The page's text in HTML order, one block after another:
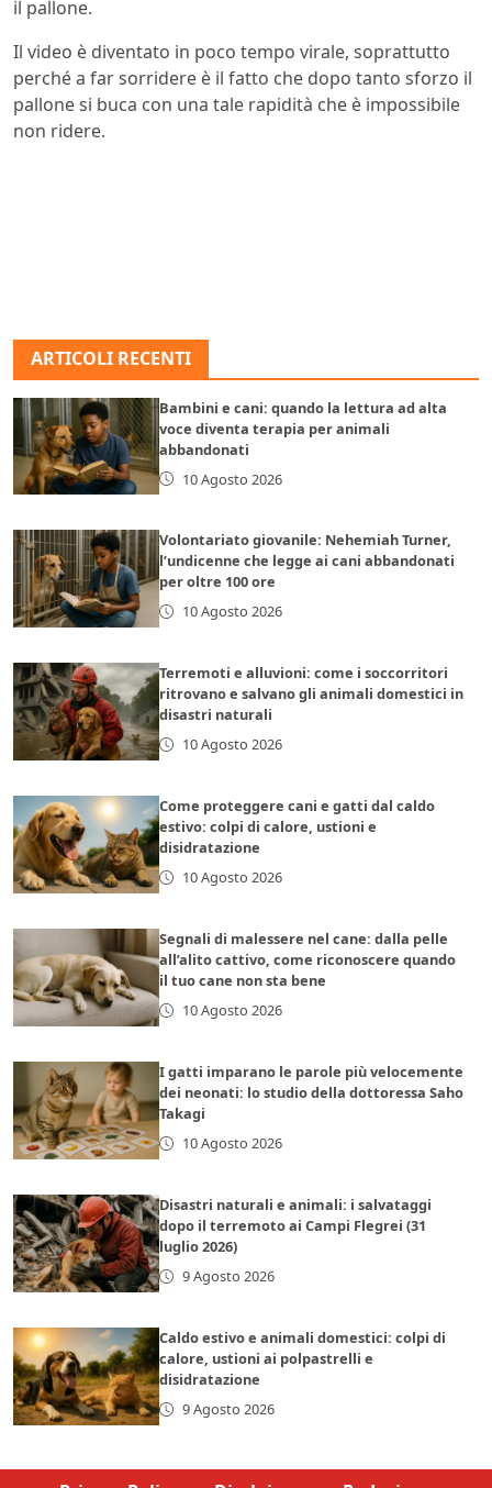
il pallone.
Il video è diventato in poco tempo virale, soprattutto
perché a far sorridere è il fatto che dopo tanto sforzo il
pallone si buca con una tale rapidità che è impossibile
non ridere.
ARTICOLI RECENTI
Bambini e cani: quando la lettura ad alta
voce diventa terapia per animali
abbandonati
10 Agosto 2026
Volontariato giovanile: Nehemiah Turner,
l’undicenne che legge ai cani abbandonati
per oltre 100 ore
10 Agosto 2026
Terremoti e alluvioni: come i soccorritori
ritrovano e salvano gli animali domestici in
disastri naturali
10 Agosto 2026
Come proteggere cani e gatti dal caldo
estivo: colpi di calore, ustioni e
disidratazione
10 Agosto 2026
Segnali di malessere nel cane: dalla pelle
all’alito cattivo, come riconoscere quando
il tuo cane non sta bene
10 Agosto 2026
I gatti imparano le parole più velocemente
dei neonati: lo studio della dottoressa Saho
Takagi
10 Agosto 2026
Disastri naturali e animali: i salvataggi
dopo il terremoto ai Campi Flegrei (31
luglio 2026)
9 Agosto 2026
Caldo estivo e animali domestici: colpi di
calore, ustioni ai polpastrelli e
disidratazione
9 Agosto 2026